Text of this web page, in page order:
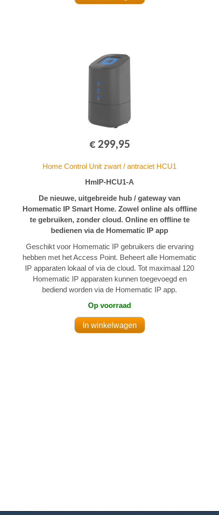
€ 299,95
Home Control Unit zwart / antraciet HCU1
HmIP-HCU1-A
De nieuwe, uitgebreide hub / gateway van
Homematic IP Smart Home. Zowel online als offline
te gebruiken, zonder cloud. Online en offline te
bedienen via de Homematic IP app
Geschikt voor Homematic IP gebruikers die ervaring
hebben met het Access Point. Beheert alle Homematic
IP apparaten lokaal of via de cloud. Tot maximaal 120
Homematic IP apparaten kunnen toegevoegd en
bediend worden via de Homematic IP app.
Op voorraad